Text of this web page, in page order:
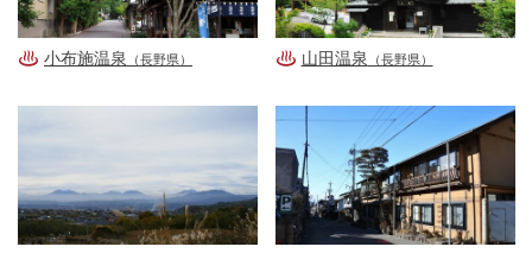
小布施温泉 （長野県） 山田温泉 （長野県）